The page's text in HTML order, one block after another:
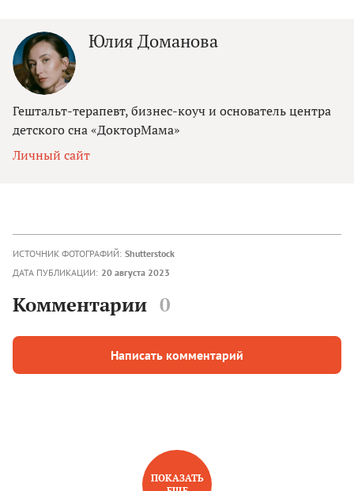
Юлия Доманова
Гештальт-терапевт, бизнес-коуч и основатель центра
детского сна «ДокторМама»
Личный сайт
ИСТОЧНИК ФОТОГРАФИЙ: Shutterstock
ДАТА ПУБЛИКАЦИИ: 20 августа 2023
Комментарии 0
Написать комментарий
ПОКАЗАТЬ